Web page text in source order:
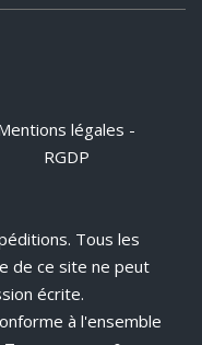
légales -
RGDP
Tous les
de ce site ne peut
écrite.
à l'ensemble